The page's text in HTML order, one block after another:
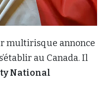
multirisque annonce
au Canada. Il
National